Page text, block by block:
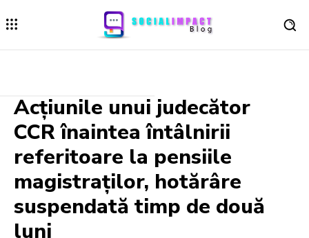
Acțiunile unui judecător
CCR înaintea întâlnirii
referitoare la pensiile
magistraților, hotărâre
suspendată timp de două
luni